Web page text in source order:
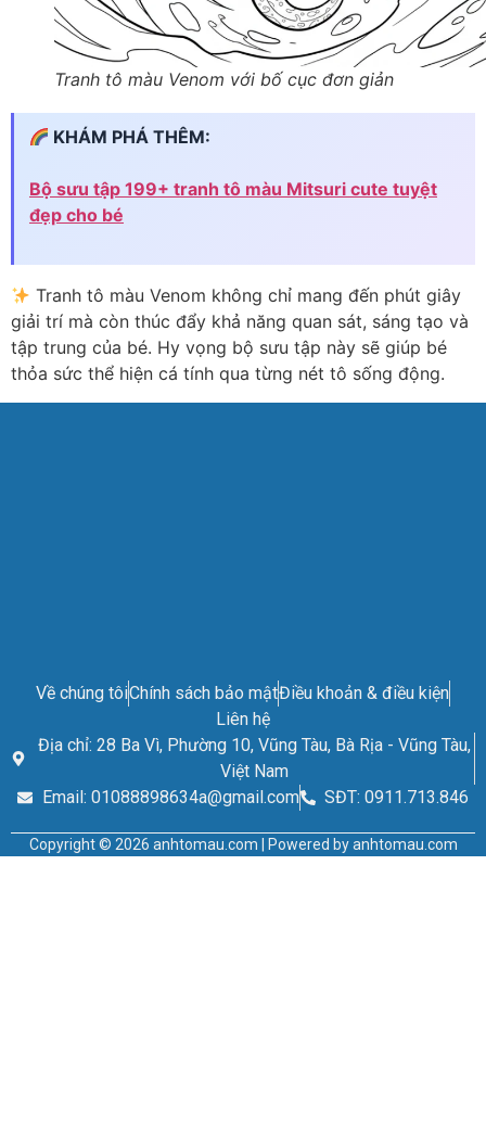
Tranh tô màu Venom với bố cục đơn giản
KHÁM PHÁ THÊM:
Bộ sưu tập 199+ tranh tô màu Mitsuri cute tuyệt
đẹp cho bé
Tranh tô màu Venom không chỉ mang đến phút giây
giải trí mà còn thúc đẩy khả năng quan sát, sáng tạo và
tập trung của bé. Hy vọng bộ sưu tập này sẽ giúp bé
thỏa sức thể hiện cá tính qua từng nét tô sống động.
Về chúng tôiChính sách bảo mậtĐiều khoản & điều kiện
Liên hệ
Địa chỉ: 28 Ba Vì, Phường 10, Vũng Tàu, Bà Rịa - Vũng Tàu,
Việt Nam
Email: 01088898634a@gmail.com
SĐT: 0911.713.846
Copyright © 2026 anhtomau.com | Powered by anhtomau.com